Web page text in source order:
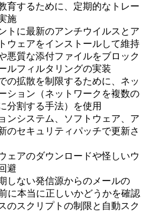
育するために、定期的なトレー
施
トに最新のアンチウイルスとア
ウェアをインストールして維持
悪質な添付ファイルをブロック
ルフィルタリングの実装
の拡散を制限するために、ネッ
ション（ネットワークを複数の
分割する手法）を使用
ンシステム、ソフトウェア、ア
のセキュリティパッチで更新さ
ェアのダウンロードや怪しいウ
避
しない発信源からのメールの
に本当に正しいかどうかを確認
のスクリプトの制限と自動スク